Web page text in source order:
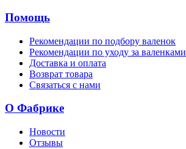
Помощь
Рекомендации по подбору валенок
Рекомендации по уходу за валенками
Доставка и оплата
Возврат товара
Связаться с нами
О Фабрике
Новости
Отзывы